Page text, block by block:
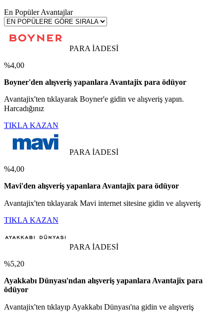
En Popüler Avantajlar
PARA İADESİ
%4,00
Boyner'den alışveriş yapanlara Avantajix para ödüyor
Avantajix'ten tıklayarak Boyner'e gidin ve alışveriş yapın.
Harcadığınız
TIKLA KAZAN
PARA İADESİ
%4,00
Mavi'den alışveriş yapanlara Avantajix para ödüyor
Avantajix'ten tıklayarak Mavi internet sitesine gidin ve alışveriş
TIKLA KAZAN
PARA İADESİ
%5,20
Ayakkabı Dünyası'ndan alışveriş yapanlara Avantajix para
ödüyor
Avantajix'ten tıklayıp Ayakkabı Dünyası'na gidin ve alışveriş